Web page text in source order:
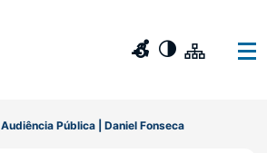
Audiência Pública | Daniel Fonseca